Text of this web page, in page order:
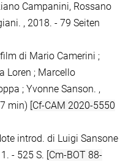
Campanini, Rossano
, 2018. - 79 Seiten
di Mario Camerini ;
Loren ; Marcello
; Yvonne Sanson. ,
min) [Cf-CAM 2020-5550
introd. di Luigi Sansone
- 525 S. [Cm-BOT 88-